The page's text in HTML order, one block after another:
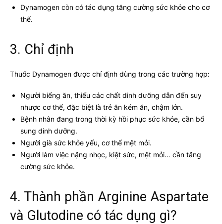
Dynamogen còn có tác dụng tăng cường sức khỏe cho cơ
thể.
3. Chỉ định
Thuốc Dynamogen được chỉ định dùng trong các trường hợp:
Người biếng ăn, thiếu các chất dinh dưỡng dẫn đến suy
nhược cơ thể, đặc biệt là trẻ ăn kém ăn, chậm lớn.
Bệnh nhân đang trong thời kỳ hồi phục sức khỏe, cần bổ
sung dinh dưỡng.
Người già sức khỏe yếu, cơ thể mệt mỏi.
Người làm việc nặng nhọc, kiệt sức, mệt mỏi… cần tăng
cường sức khỏe.
4. Thành phần Arginine Aspartate
và Glutodine có tác dụng gì?